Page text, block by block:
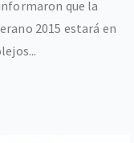
que la
2015 estará en